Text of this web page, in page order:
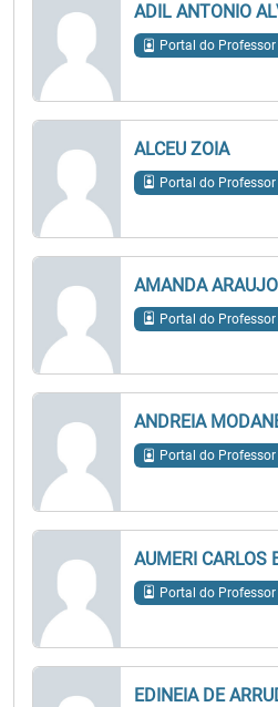
ADIL ANTONIO
Portal do Professor
ALCEU ZOIA
Portal do Professor
AMANDA
Portal do Professor
ANDREIA
Portal do Professor
AUMERI CARLOS
Portal do Professor
EDINEIA DE